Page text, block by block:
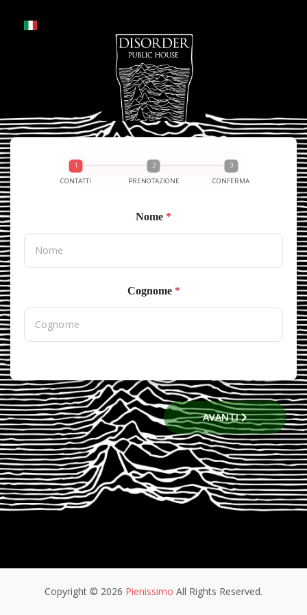
CONTATTI PRENOTAZIONE CONFERMA
Nome *
Cognome *
AVANTI
Copyright © 2026 Pienissimo All Rights Reserved.